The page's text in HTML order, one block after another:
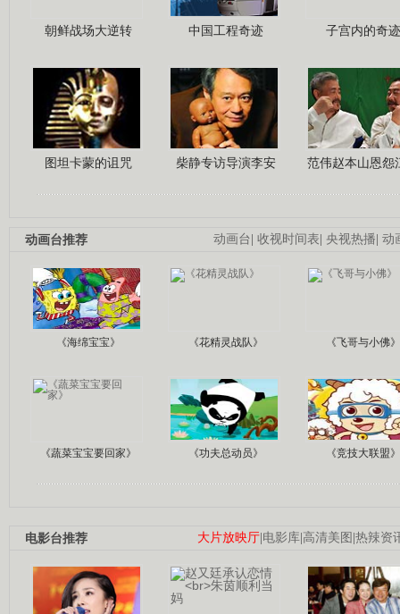
朝鲜战场大逆转 中国工程奇迹 子宫内的奇迹
图坦卡蒙的诅咒 柴静专访导演李安 范伟赵本山恩怨
动画台| 收视时间表| 央视热播| 动
动画台推荐
《海绵宝宝》 《花精灵战队》 《飞哥与小佛》
《蔬菜宝宝要回家》 《功夫总动员》 《竞技大联盟》
大片放映厅|电影库|高清美图 |热辣资
电影台推荐